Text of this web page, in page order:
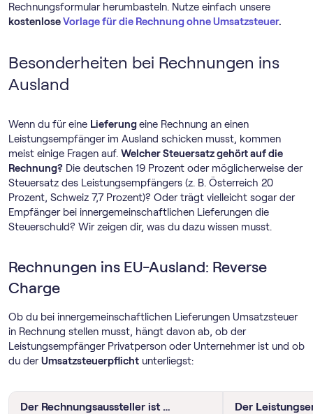
Rechnungsformular herumbasteln. Nutze einfach unsere
kostenloseVorlage für die Rechnung ohne Umsatzsteuer.
Besonderheiten bei Rechnungen ins
Ausland
Wenn du für eine Lieferungeine Rechnung an einen
Leistungsempfänger im Ausland schicken musst, kommen
meist einige Fragen auf. Welcher Steuersatz gehört auf die
Rechnung? Die deutschen 19 Prozent oder möglicherweise der
Steuersatz des Leistungsempfängers (z. B. Österreich 20
Prozent, Schweiz 7,7 Prozent)? Oder trägt vielleicht sogar der
Empfänger bei innergemeinschaftlichen Lieferungen die
Steuerschuld? Wir zeigen dir, was du dazu wissen musst.
Rechnungen ins EU-Ausland: Reverse
Charge
Ob du bei innergemeinschaftlichen Lieferungen Umsatzsteuer
in Rechnung stellen musst, hängt davon ab, ob der
Leistungsempfänger Privatperson oder Unternehmer ist und ob
du derUmsatzsteuerpflicht unterliegst:
Der Rechnungsaussteller ist … Der